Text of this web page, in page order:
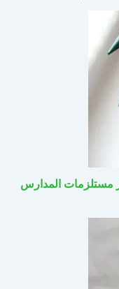
مستلزمات المدارس